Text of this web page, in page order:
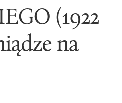
(1922
na